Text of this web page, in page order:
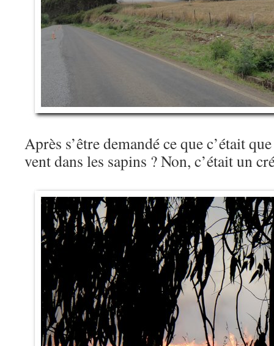
Après s’être demandé ce que c’était
vent dans les sapins ? Non, c’était un